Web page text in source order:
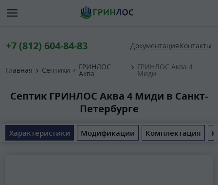
+7 (812) 604-84-83 ДокументацияКонтакты
Главная Септики ГРИНЛОС
Аква
ГРИНЛОС Аква 4
Миди
Септик ГРИНЛОС Аква 4 Миди в Санкт-
Петербурге
Характеристики Модификации Комплектация